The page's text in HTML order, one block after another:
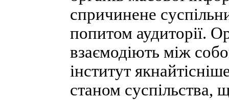
спричинене
попитом аудиторії.
взаємодіють між
інститут
станом суспільства,